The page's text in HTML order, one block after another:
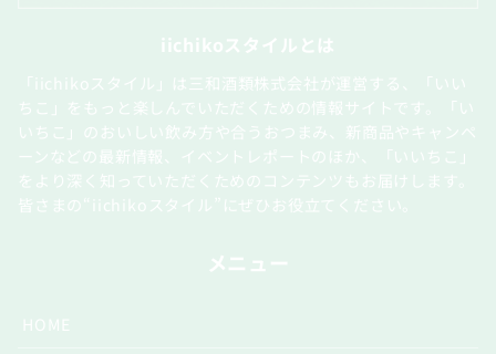
iichikoスタイルとは
「iichikoスタイル」は三和酒類株式会社が運営する、「いい
ちこ」をもっと楽しんでいただくための情報サイトです。「い
いちこ」のおいしい飲み方や合うおつまみ、新商品やキャンペ
ーンなどの最新情報、イベントレポートのほか、「いいちこ」
をより深く知っていただくためのコンテンツもお届けします。
皆さまの“iichikoスタイル”にぜひお役立てください。
メニュー
HOME